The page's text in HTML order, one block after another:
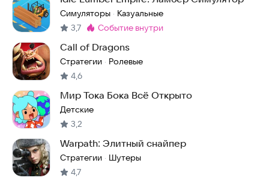
Симуляторы · Казуальные
3,7 Метка:
событие внутри
Call of Dragons
Стратегии · Ролевые
4,6
Мир Тока Бока Всё Открыто
Детские
3,2
Warpath: Элитный снайпер
Стратегии · Шутеры
4,7